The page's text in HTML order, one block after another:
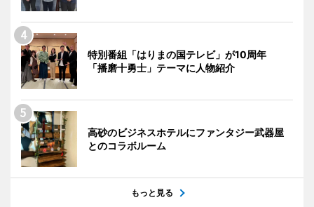
特別番組「はりまの国テレビ」が10周年
「播磨十勇士」テーマに人物紹介
高砂のビジネスホテルにファンタジー武器屋
とのコラボルーム
もっと見る